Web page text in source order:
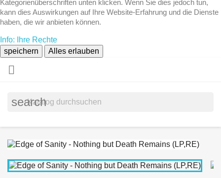
Kategorienüberschriften unten klicken. Wenn Sie dies jedoch tun,
kann dies Auswirkungen auf Ihre Website-Erfahrung und die Dienste
haben, die wir anbieten können.
Info: Ihre Rechte
speichern
Alles erlauben

search